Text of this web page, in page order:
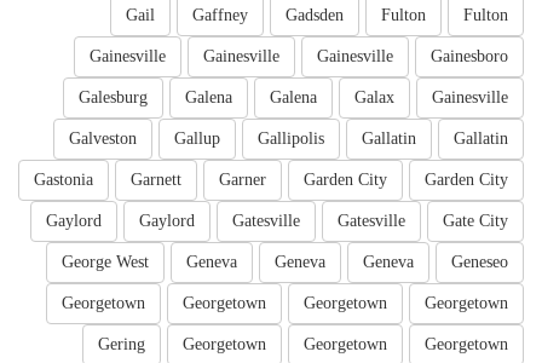
Fulton
Fulton
Gadsden
Gaffney
Gail
Gainesboro
Gainesville
Gainesville
Gainesville
Gainesville
Galax
Galena
Galena
Galesburg
Gallatin
Gallatin
Gallipolis
Gallup
Galveston
Garden City
Garden City
Garner
Garnett
Gastonia
Gate City
Gatesville
Gatesville
Gaylord
Gaylord
Geneseo
Geneva
Geneva
Geneva
George West
Georgetown
Georgetown
Georgetown
Georgetown
Georgetown
Georgetown
Georgetown
Gering